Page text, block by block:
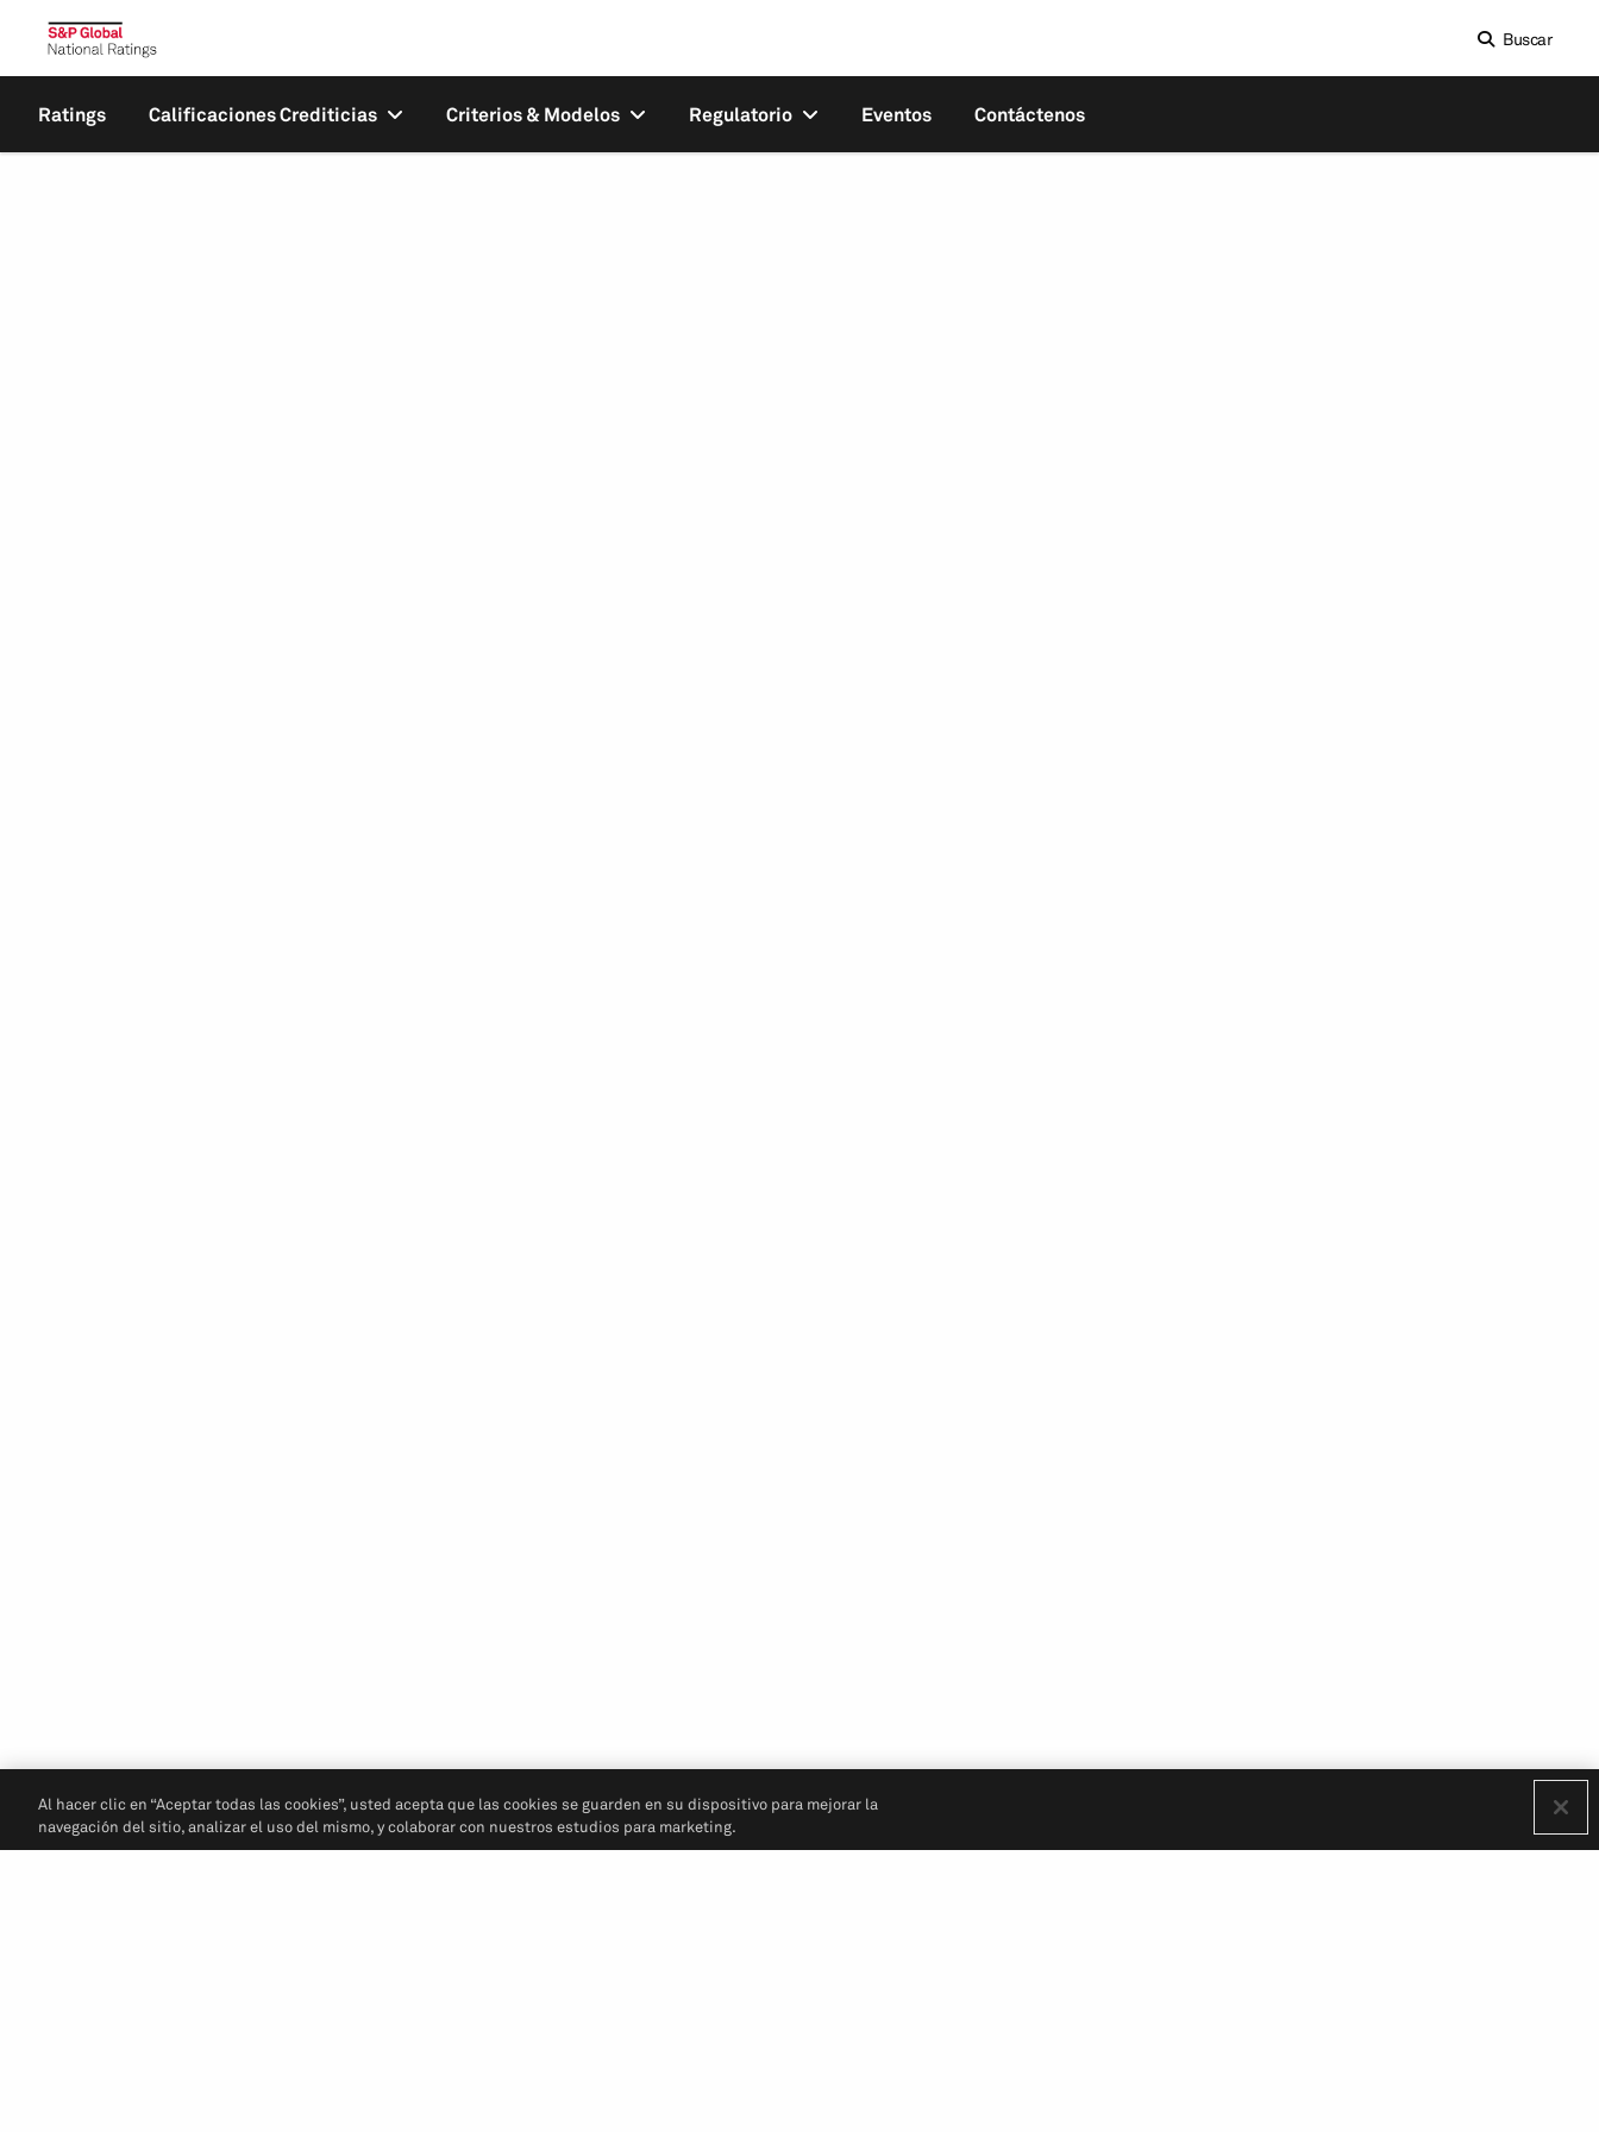
Buscar
Ratings Calificaciones Crediticias Criterios & Modelos Regulatorio Eventos Contáctenos
Al hacer clic en “Aceptar todas las cookies”, usted acepta que las cookies se guarden en su dispositivo para mejorar la
navegación del sitio, analizar el uso del mismo, y colaborar con nuestros estudios para marketing.